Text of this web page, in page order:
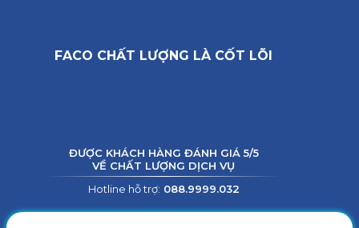
FACO CHẤT LƯỢNG LÀ CỐT LÕI
ĐƯỢC KHÁCH HÀNG ĐÁNH GIÁ 5/5
VỀ CHẤT LƯỢNG DỊCH VỤ
Hotline hỗ trợ: 088.9999.032